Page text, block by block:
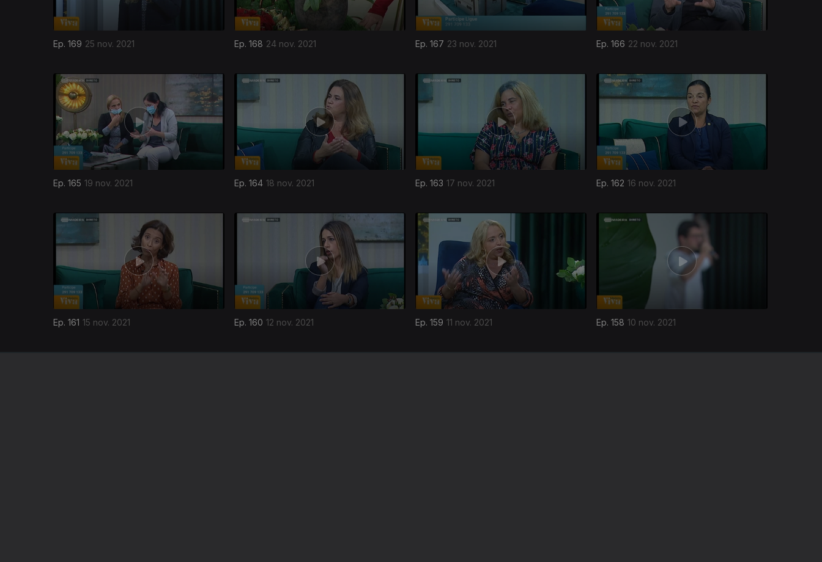
Ep. 169 25 nov. 2021 Ep. 168 24 nov. 2021 Ep. 167 23 nov. 2021 Ep. 166 22 nov. 2021
Ep. 165 19 nov. 2021 Ep. 164 18 nov. 2021 Ep. 163 17 nov. 2021 Ep. 162 16 nov. 2021
Ep. 161 15 nov. 2021 Ep. 160 12 nov. 2021 Ep. 159 11 nov. 2021 Ep. 158 10 nov. 2021
578688